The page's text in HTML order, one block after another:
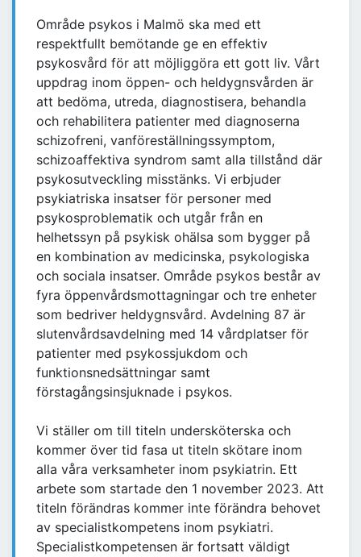
Område psykos i Malmö ska med ett
respektfullt bemötande ge en effektiv
psykosvård för att möjliggöra ett gott liv. Vårt
uppdrag inom öppen- och heldygnsvården är
att bedöma, utreda, diagnostisera, behandla
och rehabilitera patienter med diagnoserna
schizofreni, vanföreställningssymptom,
schizoaffektiva syndrom samt alla tillstånd där
psykosutveckling misstänks. Vi erbjuder
psykiatriska insatser för personer med
psykosproblematik och utgår från en
helhetssyn på psykisk ohälsa som bygger på
en kombination av medicinska, psykologiska
och sociala insatser. Område psykos består av
fyra öppenvårdsmottagningar och tre enheter
som bedriver heldygnsvård. Avdelning 87 är
slutenvårdsavdelning med 14 vårdplatser för
patienter med psykossjukdom och
funktionsnedsättningar samt
förstagångsinsjuknade i psykos.
Vi ställer om till titeln undersköterska och
kommer över tid fasa ut titeln skötare inom
alla våra verksamheter inom psykiatrin. Ett
arbete som startade den 1 november 2023. Att
titeln förändras kommer inte förändra behovet
av specialistkompetens inom psykiatri.
Specialistkompetensen är fortsatt väldigt